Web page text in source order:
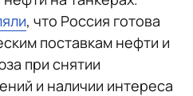
, что Россия готова
поставкам нефти и
при снятии
и наличии интереса